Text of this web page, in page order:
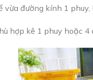
đường kính 1
hợp kê 1 phuy hoặc